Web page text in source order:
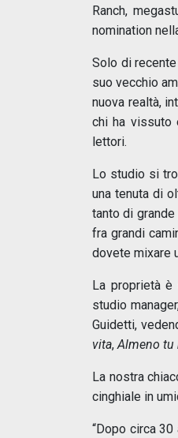
Ranch,
nomination
Solo di
suo vecchio
nuova realtà,
chi ha vissuto
lettori.
Lo studio si
una tenuta di
tanto di
fra grandi
dovete mixare
La proprietà
studio
Guidetti,
vita,Almeno tu
La nostra
cinghiale in
“Dopo circa